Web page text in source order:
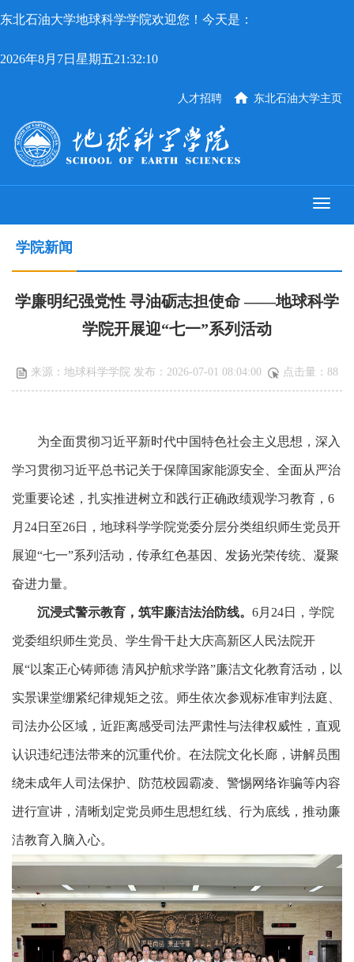
东北石油大学地球科学学院欢迎您！今天是：
2026年8月7日星期五21:32:11
东北石油大学主页
人才招聘
学院新闻
学廉明纪强党性 寻油砺志担使命 ——地球科学
学院开展迎“七一”系列活动
来源：地球科学学院 发布：2026-07-01 08:04:00 点击量： 88
为全面贯彻习近平新时代中国特色社会主义思想， 深入
学习贯彻习近平总书记关于保障国家能源安全、全面从严治
党重要论述，扎实推进树立和践行正确政绩观学习教育 ， 6
月 24日至26日， 地球科学学院党委分层分类组织师生党员开
展迎“七一”系列活动， 传承红色基因、发扬光荣传统、凝聚
奋进力量。
沉浸式警示教育，筑牢廉洁法治防线。 6月 24日，学院
党委组织师生党员、学生骨干赴大庆高新区人民法院开
展“以案正心铸师德 清风护航求学路”廉洁文化教育活动，以
实景课堂绷紧纪律规矩之弦。师生依次参观标准审判法庭、
司法办公区域，近距离感受司法严肃性与法律权威性，直观
认识违纪违法带来的沉重代价。 在法院文化长廊，讲解员围
绕未成年人司法保护、防范校园霸凌、警惕网络诈骗等内容
进行宣讲，清晰划定党员师生思想红线、行为底线 ， 推动廉
洁教育入脑入心。